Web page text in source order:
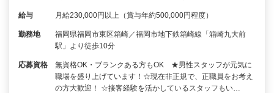
給与 月給230,000円以上（賞与年約500,000円程度）
勤務地
福岡県福岡市東区箱崎／福岡市地下鉄箱崎線「箱崎九大前
駅」より徒歩10分
応募資格
無資格OK・ブランクある方もOK ★男性スタッフが元気に
職場を盛り上げています！☆現在非正規で、正職員をお考え
の方大歓迎！ ☆接客経験を活かしているスタッフもい…